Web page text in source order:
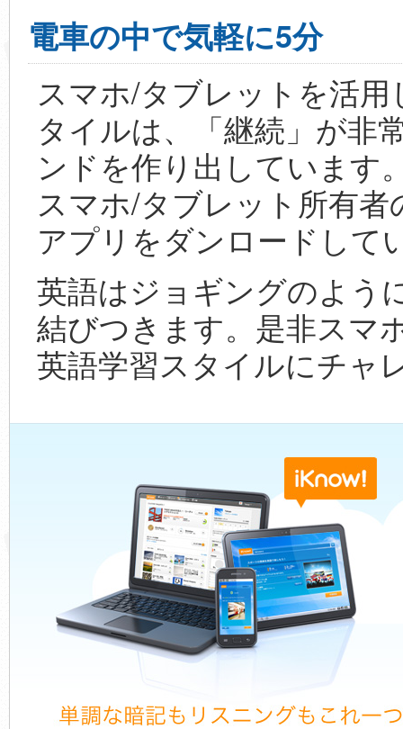
電車の中で気軽に5分
スマホ/タブレットを活
タイルは、「継続」が非
ンドを作り出しています
スマホ/タブレット所有
アプリをダンロードして
英語はジョギングのよう
結びつきます。是非スマ
英語学習スタイルにチャ